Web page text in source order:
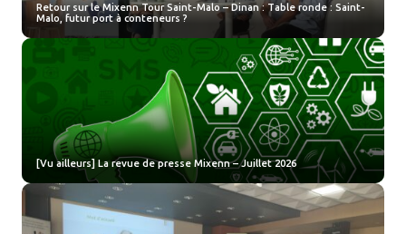
Retour sur le Mixenn Tour Saint-Malo – Dinan : Table ronde : Saint-
Malo, futur port à conteneurs ?
[Vu ailleurs] La revue de presse Mixenn – Juillet 2026